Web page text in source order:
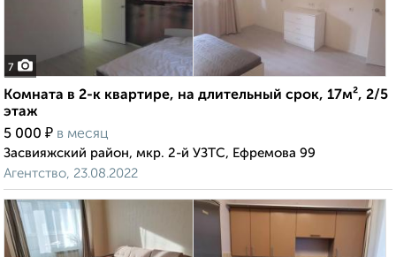
7
Комната в 2-к квартире, на длительный срок, 17м², 2/5
этаж
5 000 ₽ в месяц
Засвияжский район, мкр. 2-й УЗТС, Ефремова 99
Агентство, 23.08.2022